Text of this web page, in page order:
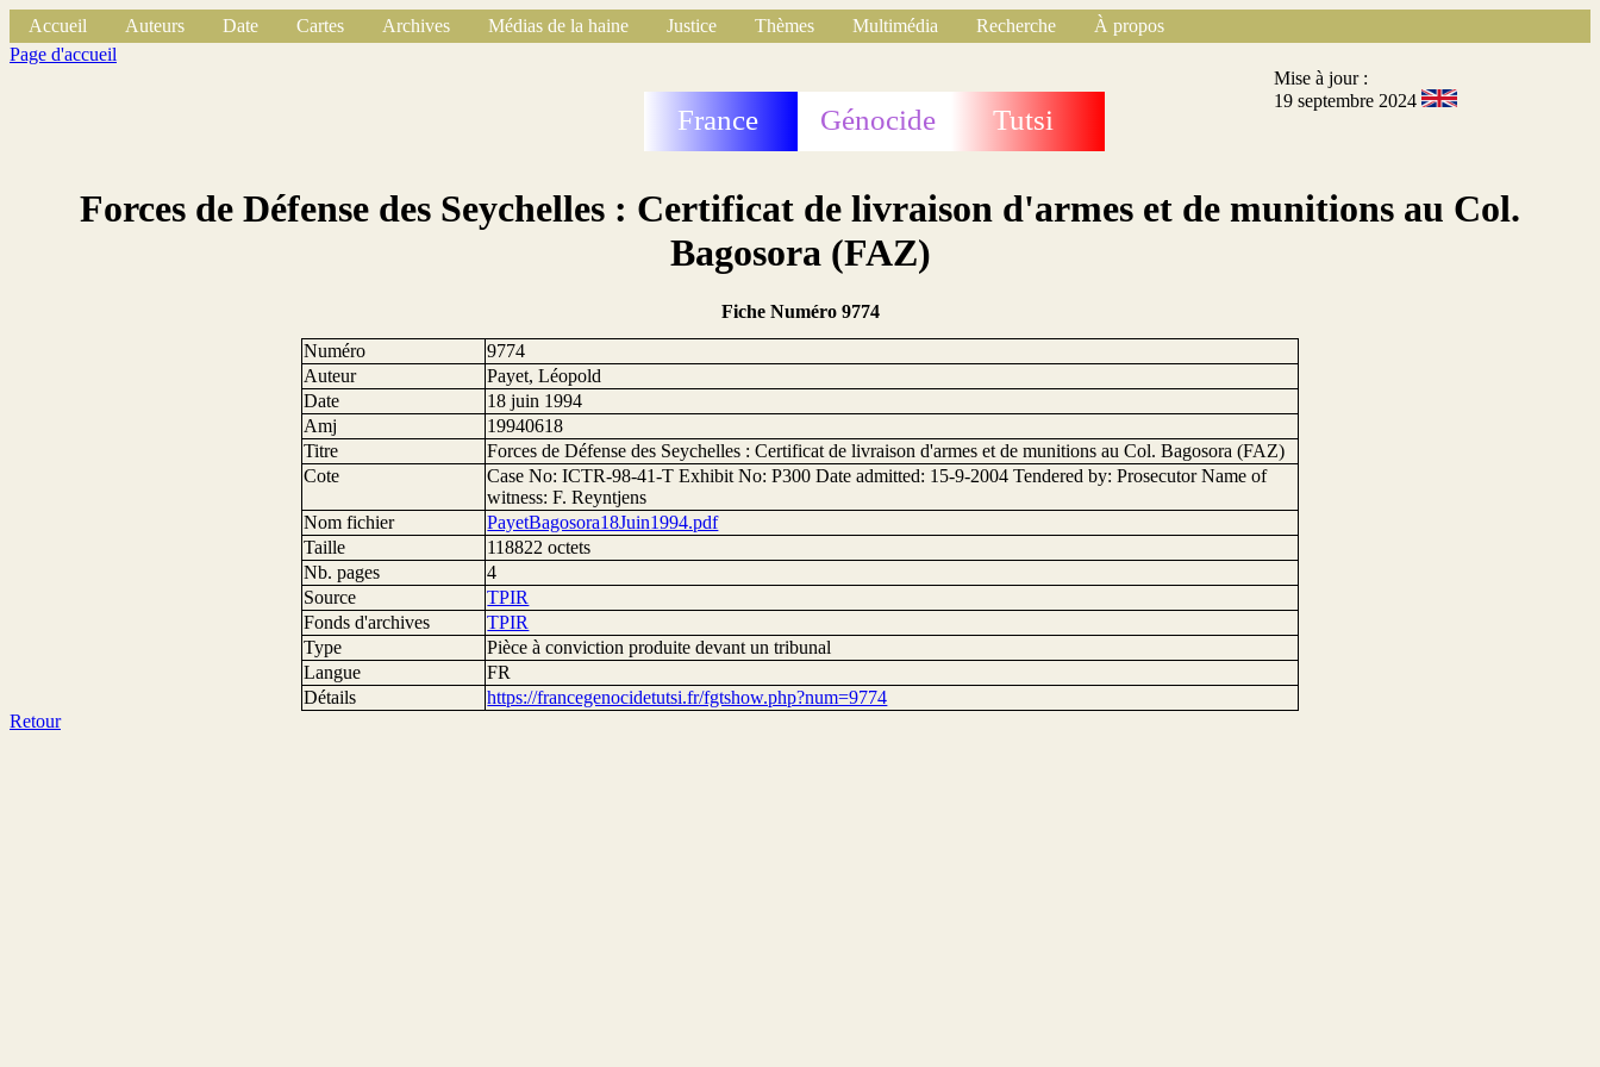
Accueil Auteurs Date Cartes Archives Médias de la haine Justice Thèmes Multimédia Recherche
À propos
Page d'accueil
France Génocide Tutsi
Mise à jour :
19 septembre 2024
Forces de Défense des Seychelles : Certificat de livraison d'armes et de munitions au Col.
Bagosora (FAZ)
Fiche Numéro 9774
Numéro
9774
Auteur
Payet, Léopold
Date
18 juin 1994
Amj
19940618
Titre
Forces de Défense des Seychelles : Certificat de livraison d'armes et de munitions au Col. Bagosora (FAZ)
Cote
Case No: ICTR-98-41-T Exhibit No: P300 Date admitted: 15-9-2004 Tendered by: Prosecutor Name of
witness: F. Reyntjens
Nom fichier
PayetBagosora18Juin1994.pdf
Taille
118822 octets
Nb. pages
4
Source
TPIR
Fonds d'archives
TPIR
Type
Pièce à conviction produite devant un tribunal
Langue
FR
Détails
https://francegenocidetutsi.fr/fgtshow.php?num=9774
Retour